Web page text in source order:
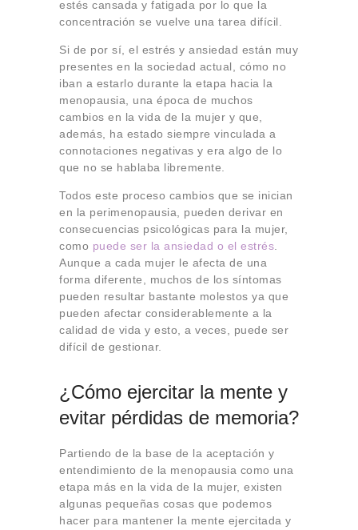
estés cansada y fatigada por lo que la
concentración se vuelve una tarea difícil.
Si de por sí, el estrés y ansiedad están muy
presentes en la sociedad actual, cómo no
iban a estarlo durante la etapa hacia la
menopausia, una época de muchos
cambios en la vida de la mujer y que,
además, ha estado siempre vinculada a
connotaciones negativas y era algo de lo
que no se hablaba libremente.
Todos este proceso cambios que se inician
en la perimenopausia, pueden derivar en
consecuencias psicológicas para la mujer,
como puede ser la ansiedad o el estrés.
Aunque a cada mujer le afecta de una
forma diferente, muchos de los síntomas
pueden resultar bastante molestos ya que
pueden afectar considerablemente a la
calidad de vida y esto, a veces, puede ser
difícil de gestionar.
¿Cómo ejercitar la mente y
evitar pérdidas de memoria?
Partiendo de la base de la aceptación y
entendimiento de la menopausia como una
etapa más en la vida de la mujer, existen
algunas pequeñas cosas que podemos
hacer para mantener la mente ejercitada y